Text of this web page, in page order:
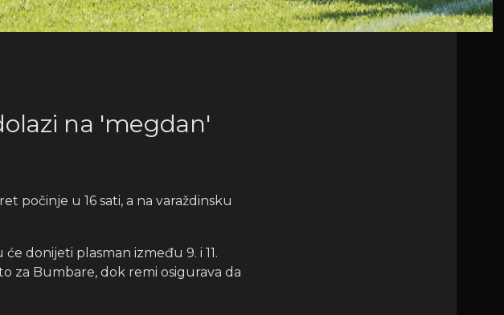
na 'megdan'
počinje u 16 sati, a na varaždinsku
će donijeti plasman između 9. i 11.
za Bumbare, dok remi osigurava da